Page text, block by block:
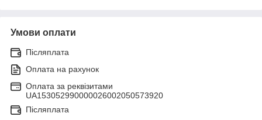
Умови оплати
Післяплата
Оплата на рахунок
Оплата за реквізитами
UA153052990000026002050573920
Післяплата